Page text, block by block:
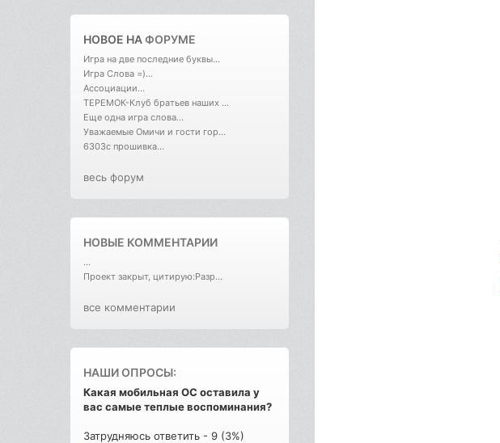
НОВОЕ НАФОРУМЕ
Игра на две последние буквы...
Игра Слова =)...
Ассоциации...
ТЕРЕМОК-Клуб братьев наших ...
Еще одна игра слова...
Уважаемые Омичи и гости гор...
6303с прошивка...
весь форум
НОВЫЕ КОММЕНТАРИИ
...
Проект закрыт, цитирую:Разр...
все комментарии
НАШИ ОПРОСЫ:
Какая мобильная ОС оставила у
вас самые теплые воспоминания?
Затрудняюсь ответить - 9 (3%)